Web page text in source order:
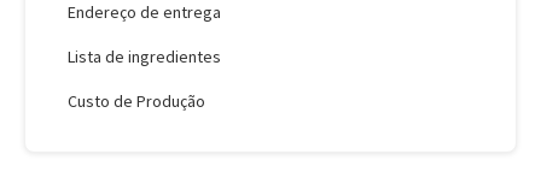
Endereço de entrega
Lista de ingredientes
Custo de Produção